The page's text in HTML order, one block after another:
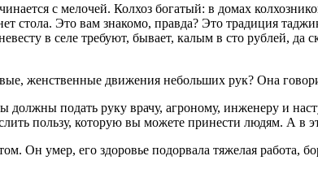
с мелочей. Колхоз богатый: в домах
стола. Это вам знакомо, правда? Это традиция
в селе требуют, бывает, калым в сто рублей, да
женственные движения небольших рук? Она
подать руку врачу, агроному, инженеру и
пользу, которую вы можете принести людям. А в
Он умер, его здоровье подорвала тяжелая работа,